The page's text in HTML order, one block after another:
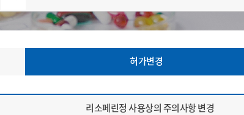
허가변경
리소페린정 사용상의 주의사항 변경